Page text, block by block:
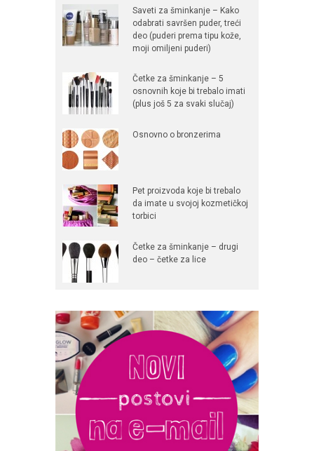
Saveti za šminkanje – Kako
odabrati savršen puder, treći
deo (puderi prema tipu kože,
moji omiljeni puderi)
Četke za šminkanje – 5
osnovnih koje bi trebalo imati
(plus još 5 za svaki slučaj)
Osnovno o bronzerima
Pet proizvoda koje bi trebalo
da imate u svojoj kozmetičkoj
torbici
Četke za šminkanje – drugi
deo – četke za lice